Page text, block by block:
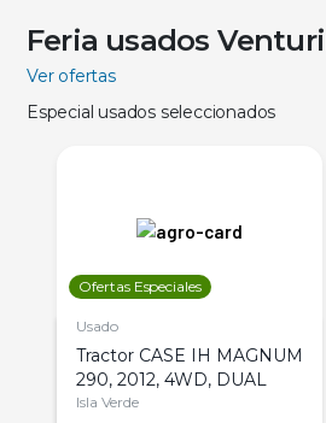
Feria usados
Ver ofertas
Especial usados seleccionados
Ofertas Especiales
Usado
Tractor CASE IH MAGNUM
290, 2012, 4WD, DUAL
Isla Verde